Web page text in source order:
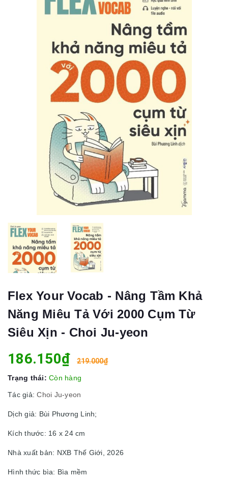
Flex Your Vocab - Nâng Tầm Khả
Năng Miêu Tả Với 2000 Cụm Từ
Siêu Xịn - Choi Ju-yeon
186.150₫ 219.000₫
Trạng thái: Còn hàng
Tác giả:Choi Ju-yeon
Dịch giả: Bùi Phương Linh;
Kích thước: 16 x 24 cm
Nhà xuất bản: NXB Thế Giới, 2026
Hình thức bìa: Bìa mềm